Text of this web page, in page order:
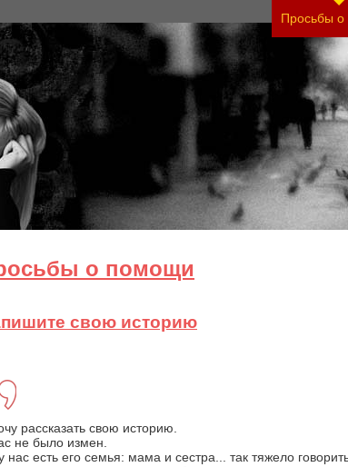
своего состояния и его Просьбы
о помощи
свою историю
рассказать свою историю.
не было измен.
нас есть его семья: мама и сестра... так тяжело